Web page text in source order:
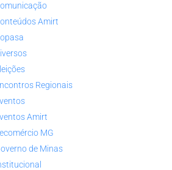
Amirt
Regionais
Amirt
MG
de Minas